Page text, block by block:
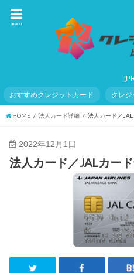
menu
おすすめクレジットカード クレジ
HOME 法人カード詳細 法人カード／
2022年12月1日
法人カード／JALカー